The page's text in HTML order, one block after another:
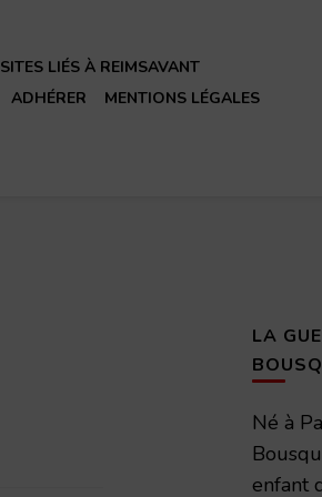
SITES LIÉS À REIMSAVANT
ADHÉRER
MENTIONS LÉGALES
LA
Né à
enfant